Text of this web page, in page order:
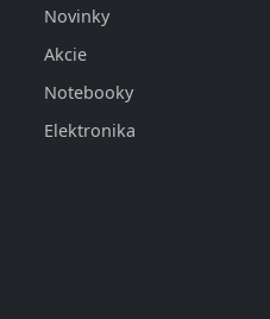
Novinky
Akcie
Notebooky
Elektronika